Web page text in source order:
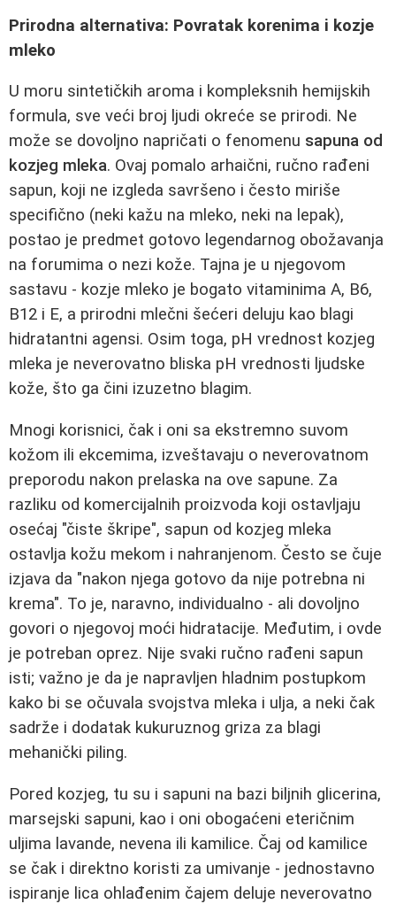
Prirodna alternativa: Povratak korenima i kozje
mleko
U moru sintetičkih aroma i kompleksnih hemijskih
formula, sve veći broj ljudi okreće se prirodi. Ne
može se dovoljno napričati o fenomenu sapuna od
kozjeg mleka. Ovaj pomalo arhaični, ručno rađeni
sapun, koji ne izgleda savršeno i često miriše
specifično (neki kažu na mleko, neki na lepak),
postao je predmet gotovo legendarnog obožavanja
na forumima o nezi kože. Tajna je u njegovom
sastavu - kozje mleko je bogato vitaminima A, B6,
B12 i E, a prirodni mlečni šećeri deluju kao blagi
hidratantni agensi. Osim toga, pH vrednost kozjeg
mleka je neverovatno bliska pH vrednosti ljudske
kože, što ga čini izuzetno blagim.
Mnogi korisnici, čak i oni sa ekstremno suvom
kožom ili ekcemima, izveštavaju o neverovatnom
preporodu nakon prelaska na ove sapune. Za
razliku od komercijalnih proizvoda koji ostavljaju
osećaj "čiste škripe", sapun od kozjeg mleka
ostavlja kožu mekom i nahranjenom. Često se čuje
izjava da "nakon njega gotovo da nije potrebna ni
krema". To je, naravno, individualno - ali dovoljno
govori o njegovoj moći hidratacije. Međutim, i ovde
je potreban oprez. Nije svaki ručno rađeni sapun
isti; važno je da je napravljen hladnim postupkom
kako bi se očuvala svojstva mleka i ulja, a neki čak
sadrže i dodatak kukuruznog griza za blagi
mehanički piling.
Pored kozjeg, tu su i sapuni na bazi biljnih glicerina,
marsejski sapuni, kao i oni obogaćeni eteričnim
uljima lavande, nevena ili kamilice. Čaj od kamilice
se čak i direktno koristi za umivanje - jednostavno
ispiranje lica ohlađenim čajem deluje neverovatno